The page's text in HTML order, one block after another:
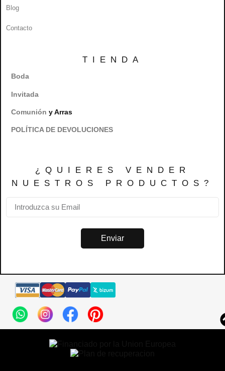
Blog
Contacto
TIENDA
Boda
Invitada
Comunión y Arras
POLÍTICA DE DEVOLUCIONES
¿QUIERES VENDER
NUESTROS PRODUCTOS?
Enviar